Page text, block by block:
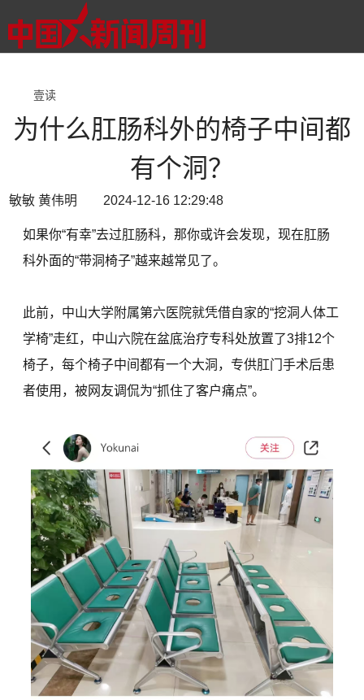
壹读
为什么肛肠科外的椅子中间都
有个洞？
敏敏 黄伟明 2024-12-16 12:29:48
如果你“有幸”去过肛肠科，那你或许会发现，现在肛肠
科外面的“带洞椅子”越来越常见了。
此前，中山大学附属第六医院就凭借自家的“挖洞人体工
学椅”走红，中山六院在盆底治疗专科处放置了3排12个
椅子，每个椅子中间都有一个大洞，专供肛门手术后患
者使用，被网友调侃为“抓住了客户痛点”。